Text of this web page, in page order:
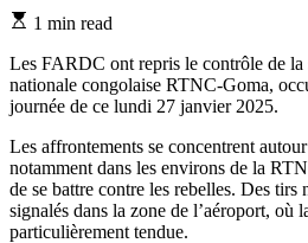
Estimated
time
1 min read
Les FARDC ont repris le contrôle de
nationale congolaise RTNC-Goma,
journée de ce lundi 27 janvier 2025.
Les affrontements se concentrent
notamment dans les environs de la
de se battre contre les rebelles. Des tirs
signalés dans la zone de l’aéroport, où
particulièrement tendue.